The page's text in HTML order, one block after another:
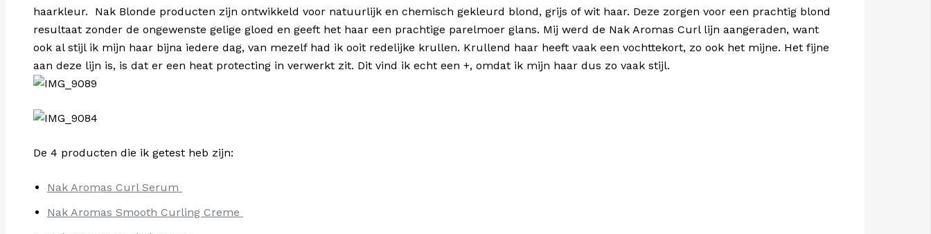
haarkleur. Nak Blonde producten zijn ontwikkeld voor natuurlijk en chemisch gekleurd blond, grijs of wit haar. Deze zorgen voor een prachtig blond
resultaat zonder de ongewenste gelige gloed en geeft het haar een prachtige parelmoer glans. Mij werd de Nak Aromas Curl lijn aangeraden, want
ook al stijl ik mijn haar bijna iedere dag, van mezelf had ik ooit redelijke krullen. Krullend haar heeft vaak een vochttekort, zo ook het mijne. Het fijne
aan deze lijn is, is dat er een heat protecting in verwerkt zit. Dit vind ik echt een +, omdat ik mijn haar dus zo vaak stijl.
De 4 producten die ik getest heb zijn:
Nak Aromas Curl Serum
Nak Aromas Smooth Curling Creme